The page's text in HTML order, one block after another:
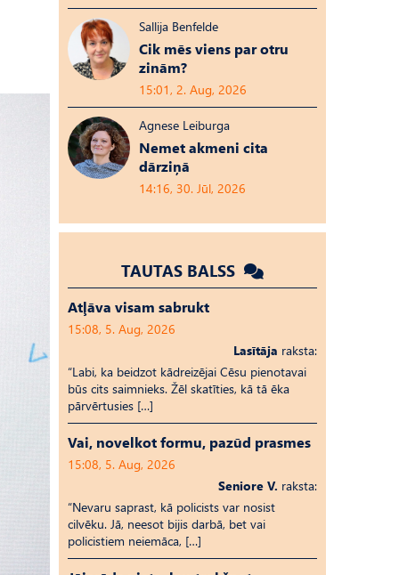
Sallija Benfelde
Cik mēs viens par otru
zinām?
15:01, 2. Aug, 2026
Agnese Leiburga
Nemet akmeni cita
dārziņā
14:16, 30. Jūl, 2026
TAUTAS BALSS
Atļāva visam sabrukt
15:08, 5. Aug, 2026
Lasītāja raksta:
“Labi, ka beidzot kādreizējai Cēsu pienotavai
būs cits saimnieks. Žēl skatīties, kā tā ēka
pārvērtusies […]
Vai, novelkot formu, pazūd prasmes
15:08, 5. Aug, 2026
Seniore V. raksta:
“Nevaru saprast, kā policists var nosist
cilvēku. Jā, neesot bijis darbā, bet vai
policistiem neiemāca, […]